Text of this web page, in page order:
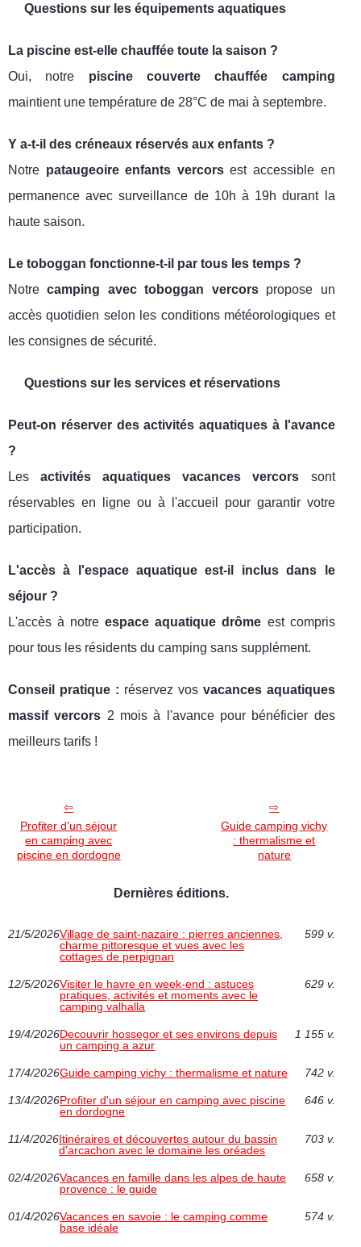
Questions sur les équipements aquatiques
La piscine est-elle chauffée toute la saison ?
Oui, notre piscine couverte chauffée camping
maintient une température de 28°C de mai à septembre.
Y a-t-il des créneaux réservés aux enfants ?
Notre pataugeoire enfants vercorsest accessible en
permanence avec surveillance de 10h à 19h durant la
haute saison.
Le toboggan fonctionne-t-il par tous les temps ?
Notrecamping avec toboggan vercorspropose un
accès quotidien selon les conditions météorologiques et
les consignes de sécurité.
Questions sur les services et réservations
Peut-on réserver des activités aquatiques à l'avance
?
Lesactivités aquatiques vacances vercors sont
réservables en ligne ou à l'accueil pour garantir votre
participation.
L'accès à l'espace aquatique est-il inclus dans le
séjour ?
L'accès à notreespace aquatique drôme est compris
pour tous les résidents du camping sans supplément.
Conseil pratique : réservez vos vacances aquatiques
massif vercors 2 mois à l'avance pour bénéficier des
meilleurs tarifs !
Profiter d'un séjour
en camping avec
piscine en dordogne
Guide camping vichy
: thermalisme et
nature
Dernières éditions.
21/5/2026Village de saint-nazaire : pierres anciennes,
charme pittoresque et vues avec les
cottages de perpignan
599 v.
12/5/2026Visiter le havre en week-end : astuces
pratiques, activités et moments avec le
camping valhalla
629 v.
19/4/2026Decouvrir hossegor et ses environs depuis
un camping a azur
1 155 v.
17/4/2026Guide camping vichy : thermalisme et nature 742 v.
13/4/2026Profiter d'un séjour en camping avec piscine
en dordogne
646 v.
11/4/2026Itinéraires et découvertes autour du bassin
d’arcachon avec le domaine les oréades
703 v.
02/4/2026Vacances en famille dans les alpes de haute
provence : le guide
658 v.
01/4/2026Vacances en savoie : le camping comme
base idéale
574 v.